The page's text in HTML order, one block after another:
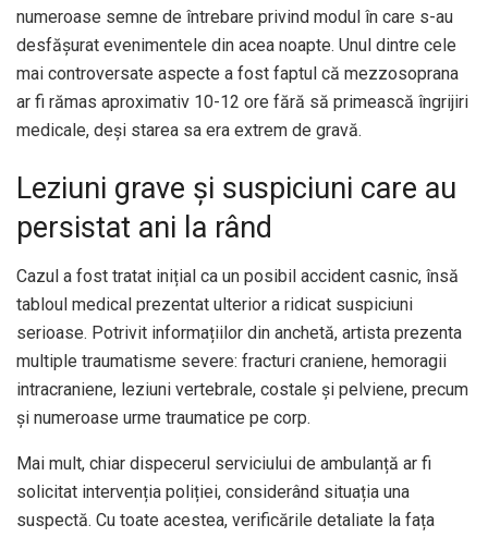
numeroase semne de întrebare privind modul în care s-au
desfășurat evenimentele din acea noapte. Unul dintre cele
mai controversate aspecte a fost faptul că mezzosoprana
ar fi rămas aproximativ 10-12 ore fără să primească îngrijiri
medicale, deși starea sa era extrem de gravă.
Leziuni grave și suspiciuni care au
persistat ani la rând
Cazul a fost tratat inițial ca un posibil accident casnic, însă
tabloul medical prezentat ulterior a ridicat suspiciuni
serioase. Potrivit informațiilor din anchetă, artista prezenta
multiple traumatisme severe: fracturi craniene, hemoragii
intracraniene, leziuni vertebrale, costale și pelviene, precum
și numeroase urme traumatice pe corp.
Mai mult, chiar dispecerul serviciului de ambulanță ar fi
solicitat intervenția poliției, considerând situația una
suspectă. Cu toate acestea, verificările detaliate la fața